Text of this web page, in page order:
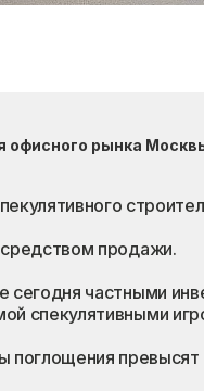
офисного рынка
продажи.
сегодня частными
спекулятивными